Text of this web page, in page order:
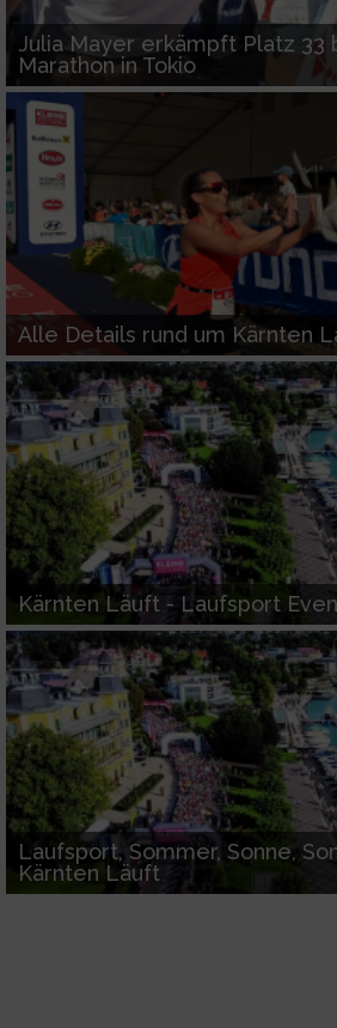
Julia Mayer erkämpft Platz 33
Marathon in Tokio
Alle Details rund um Kärnten
Kärnten Läuft - Laufsport
Laufsport, Sommer, Sonne,
Kärnten Läuft
Entwicklung und Verbesserung der
Verwendung reduzierter Daten zur
von Inhalten
IAB-Besonderheiten:
Verwendung genauer Standortdaten
Geräte anhand von aktiv
Informationen identifizieren
Nicht-IAB-Verarbeitungszwecke:
Notwendig
Performance
Funktional
Werbung